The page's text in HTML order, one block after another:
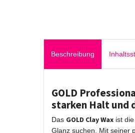
Beschreibung
GOLD
starken Halt und
Das GOLD Clay Wax ist
Glanz suchen. Mit seiner